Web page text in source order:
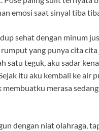
emosi saat sinyal tiba
sehat dengan minum
yang punya cita cita
satu teguk, aku sadar
itu aku kembali ke air
merasa
dengan niat olahraga,